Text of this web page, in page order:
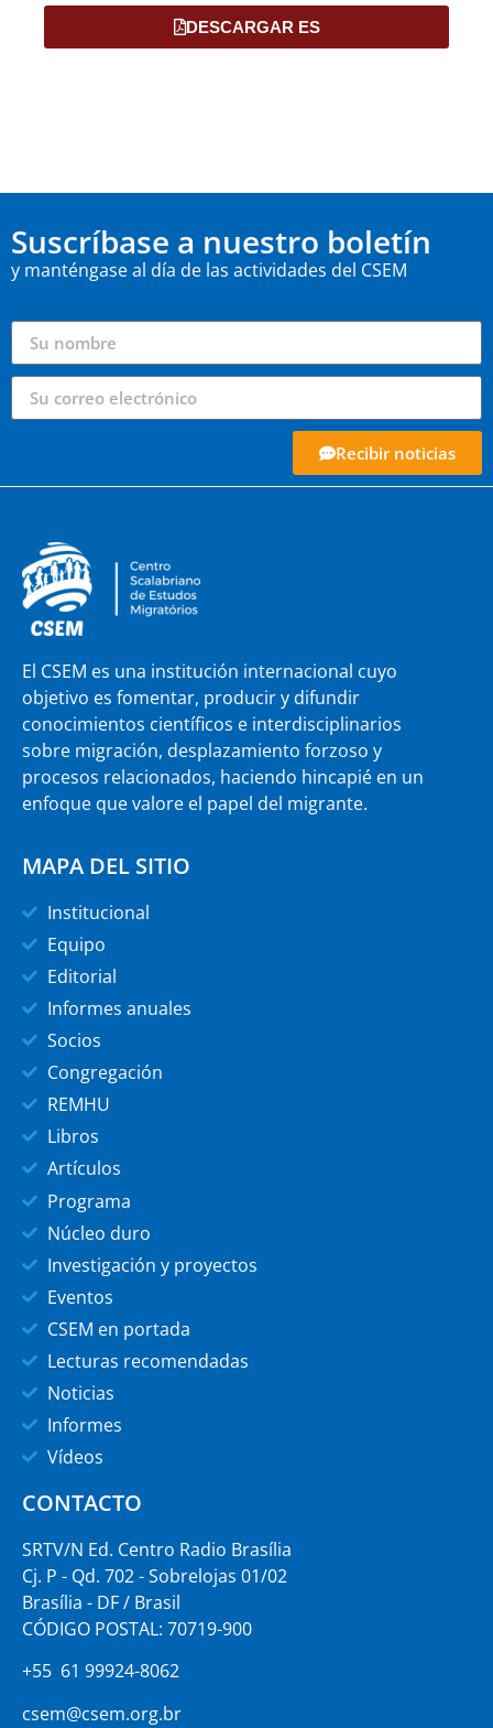
DESCARGAR ES
Suscríbase a nuestro boletín
y manténgase al día de las actividades del CSEM
Recibir noticias
El CSEM es una institución internacional cuyo
objetivo es fomentar, producir y difundir
conocimientos científicos e interdisciplinarios
sobre migración, desplazamiento forzoso y
procesos relacionados, haciendo hincapié en un
enfoque que valore el papel del migrante.
MAPA DEL SITIO
Institucional
Equipo
Editorial
Informes anuales
Socios
Congregación
REMHU
Libros
Artículos
Programa
Núcleo duro
Investigación y proyectos
Eventos
CSEM en portada
Lecturas recomendadas
Noticias
Informes
Vídeos
CONTACTO
SRTV/N Ed. Centro Radio Brasília
Cj. P - Qd. 702 - Sobrelojas 01/02
Brasília - DF / Brasil
CÓDIGO POSTAL: 70719-900
+55 61 99924-8062
csem@csem.org.br